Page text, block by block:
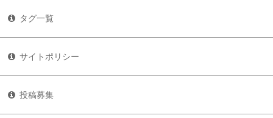
タグ一覧
サイトポリシー
投稿募集